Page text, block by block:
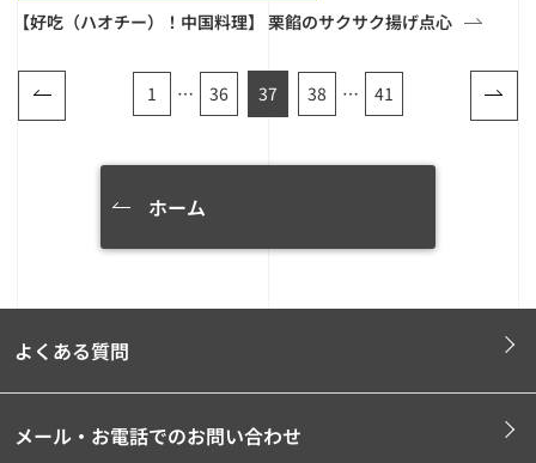
【好吃（ハオチー）！中国料理】 栗餡のサクサク揚げ点心
1 … 36 37 38 … 41
ホーム
よくある質問
メール・お電話でのお問い合わせ